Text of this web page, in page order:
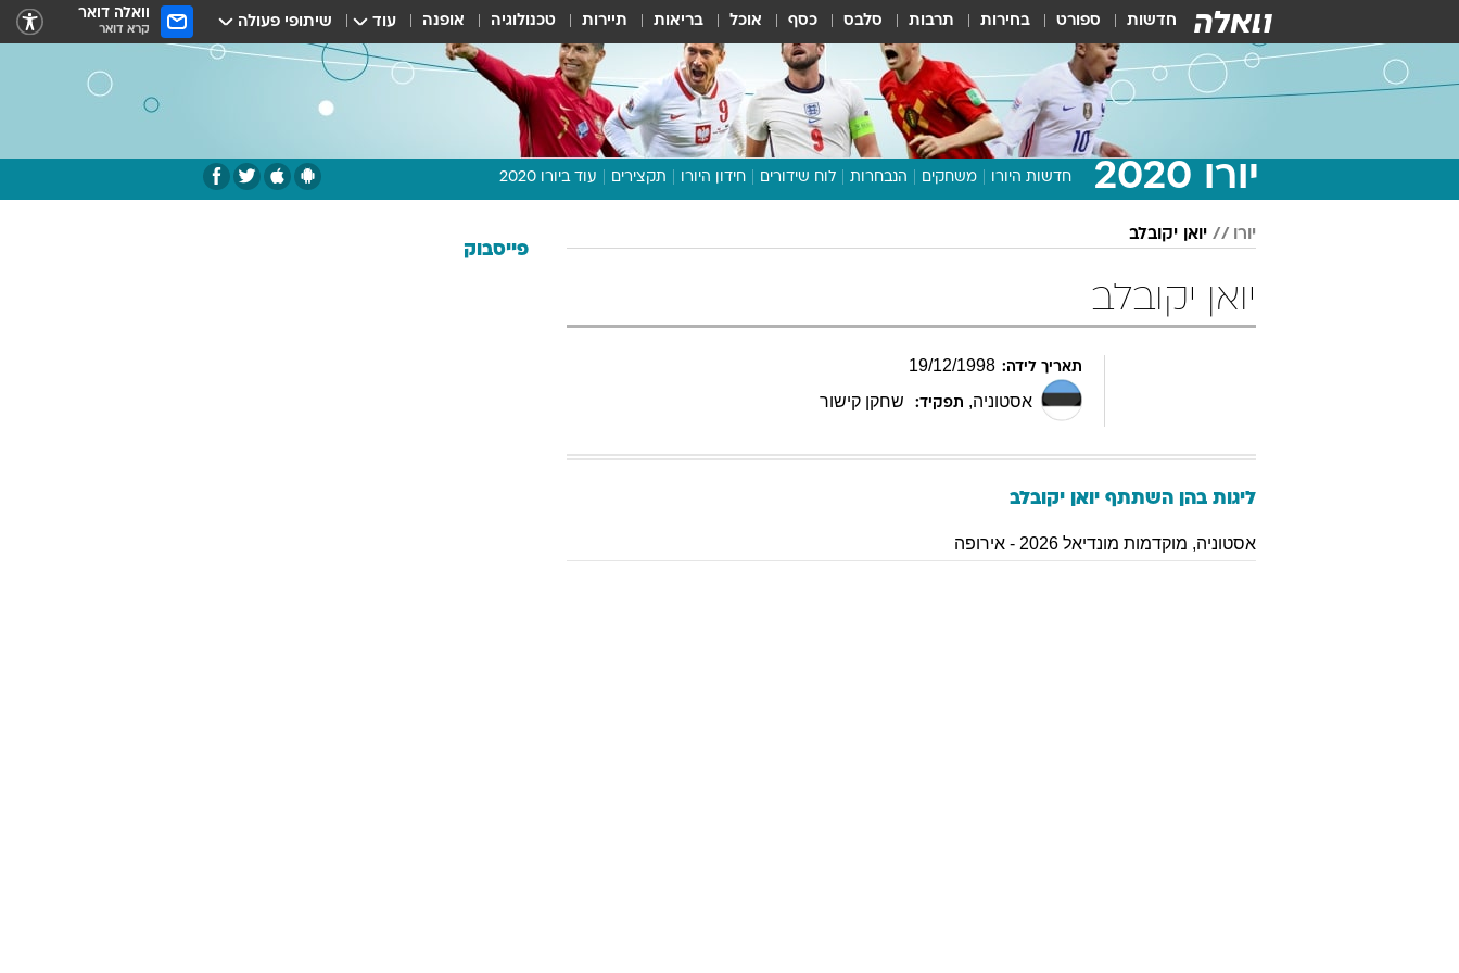
חדשות ספורט בחירות תרבות סלבס כסף אוכל בריאות תיירות טכנולוגיה אופנה עוד שיתופי פעולה וואלה דואר
קרא דואר
יורו 2020 חדשות היורו משחקים הנבחרות לוח שידורים חידון היורו תקצירים עוד ביורו 2020
תכנית היורו
יורו יואן יקובלב
יואן יקובלב
תאריך לידה: 19/12/1998
אסטוניה, תפקיד: שחקן קישור
ליגות בהן השתתף יואן יקובלב
אסטוניה, מוקדמות מונדיאל 2026 - אירופה
פייסבוק